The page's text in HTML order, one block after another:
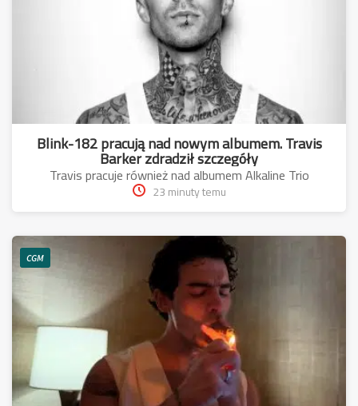
Blink-182 pracują nad nowym albumem. Travis
Barker zdradził szczegóły
Travis pracuje również nad albumem Alkaline Trio
23 minuty temu
CGM